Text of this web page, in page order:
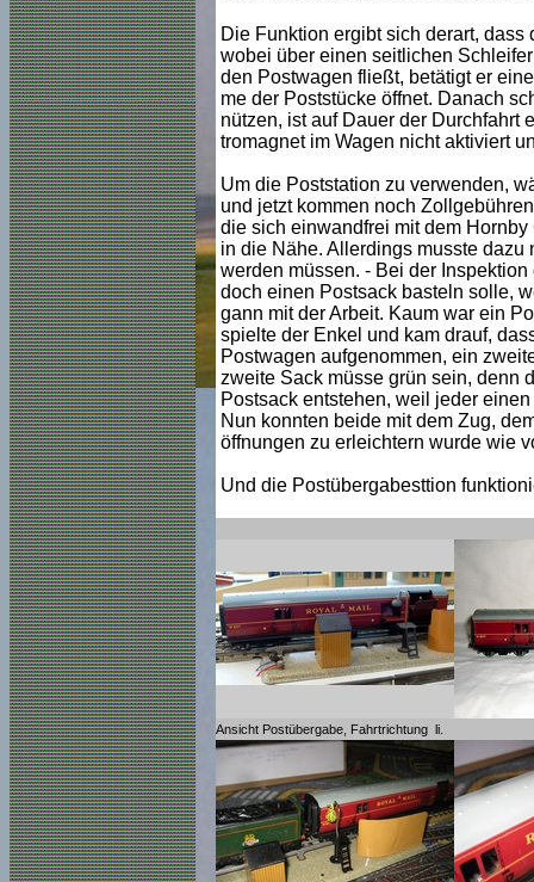
Die Funktion ergibt sich derart,
wobei über einen seitlichen
den Postwagen fließt, betätigt er
me der Poststücke öffnet. Danach
nützen, ist auf Dauer der Durchfahrt
tromagnet im Wagen nicht aktiviert
Um die Poststation zu verwenden,
und jetzt kommen noch
die sich einwandfrei mit dem
in die Nähe. Allerdings musste
werden müssen. - Bei der
doch einen Postsack basteln solle,
gann mit der Arbeit. Kaum war ein
spielte der Enkel und kam drauf,
Postwagen aufgenommen, ein
zweite Sack müsse grün sein, denn
Postsack entstehen, weil jeder
Nun konnten beide mit dem Zug,
öffnungen zu erleichtern wurde wie
Und die Postübergabesttion
Ansicht Postübergabe, Fahrtrichtung li.